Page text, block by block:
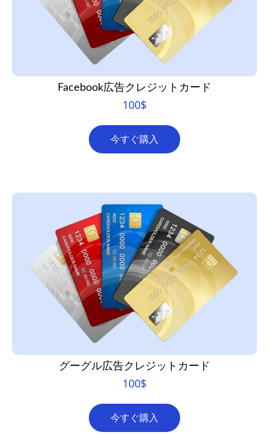
Facebook広告クレジットカード
100$
今すぐ購入
グーグル広告クレジットカード
100$
今すぐ購入